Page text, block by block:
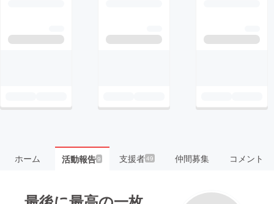
ホーム 活動報告9 支援者49 仲間募集 コメント